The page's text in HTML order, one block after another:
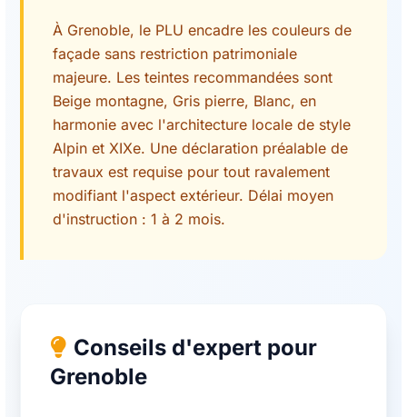
À Grenoble, le PLU encadre les couleurs de
façade sans restriction patrimoniale
majeure. Les teintes recommandées sont
Beige montagne, Gris pierre, Blanc, en
harmonie avec l'architecture locale de style
Alpin et XIXe. Une déclaration préalable de
travaux est requise pour tout ravalement
modifiant l'aspect extérieur. Délai moyen
d'instruction : 1 à 2 mois.
Conseils d'expert pour
Grenoble